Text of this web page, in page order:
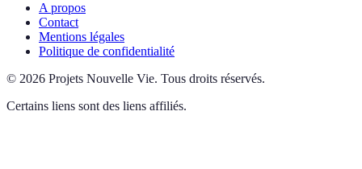
A propos
Contact
Mentions légales
Politique de confidentialité
© 2026 Projets Nouvelle Vie. Tous droits réservés.
Certains liens sont des liens affiliés.